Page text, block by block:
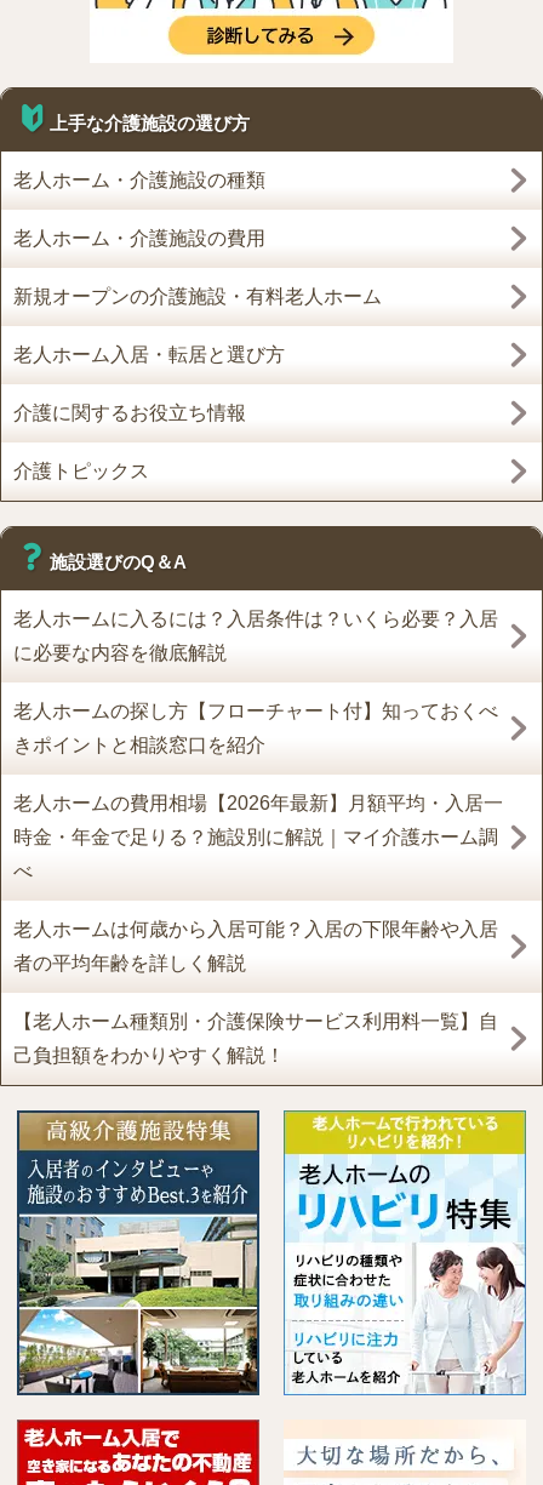
上手な介護施設の選び方
老人ホーム・介護施設の種類
老人ホーム・介護施設の費用
新規オープンの介護施設・有料老人ホーム
老人ホーム入居・転居と選び方
介護に関するお役立ち情報
介護トピックス
施設選びのQ＆A
老人ホームに入るには？入居条件は？いくら必要？入居
に必要な内容を徹底解説
老人ホームの探し方【フローチャート付】知っておくべ
きポイントと相談窓口を紹介
老人ホームの費用相場【2026年最新】月額平均・入居一
時金・年金で足りる？施設別に解説｜マイ介護ホーム調
べ
老人ホームは何歳から入居可能？入居の下限年齢や入居
者の平均年齢を詳しく解説
【老人ホーム種類別・介護保険サービス利用料一覧】自
己負担額をわかりやすく解説！